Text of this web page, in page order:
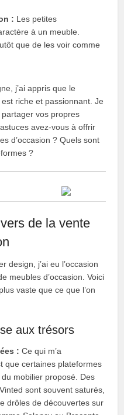
: Les petites
à un meuble.
que de les voir comme
j’ai appris que le
riche et passionnant. Je
vos propres
avez-vous à offrir
d’occasion ? Quels sont
?
de la vente
design, j’ai eu l’occasion
meubles d’occasion. Voici
vaste que ce que l’on
aux trésors
: Ce qui m’a
que certaines plateformes
mobilier proposé. Des
sont souvent saturés,
drôles de découvertes sur